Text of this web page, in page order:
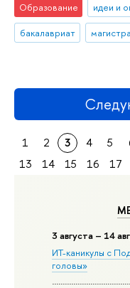
3 августа – 14
ИТ-каникулы с
головы»
Образование идеи и
бакалавриат
1 2 3 4 5
13
14 15 16 17